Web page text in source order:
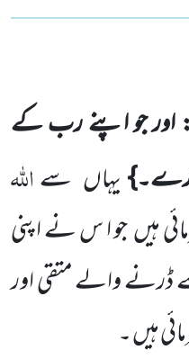
: اور جو اپنے رب کے
یہاں سےاللہ
ہیںجو ا س نے اپنی
والے متقی اور
ہیں ۔